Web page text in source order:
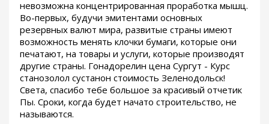
невозможна концентрированная проработка мышц.
Во-первых, будучи эмитентами основных
резервных валют мира, развитые страны имеют
возможность менять клочки бумаги, которые они
печатают, на товары и услуги, которые производят
другие страны. Гонадорелин цена Сургут - Курс
станозолол сустанон стоимость Зеленодольск!
Света, спасибо тебе большое за красивый отчетик
Пы. Сроки, когда будет начато строительство, не
называются.